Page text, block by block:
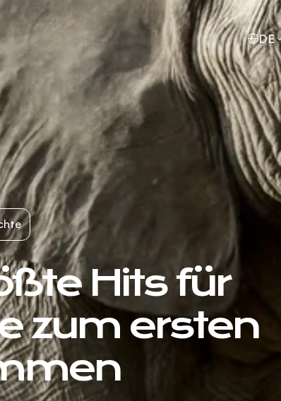
DE
Hits für
zum ersten